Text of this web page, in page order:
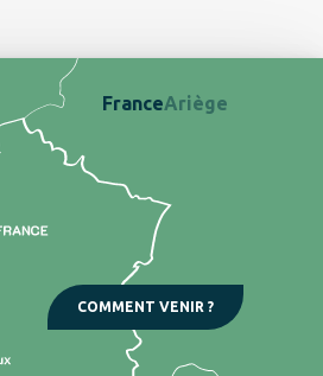
COMMENT VENIR ?
FranceAriège